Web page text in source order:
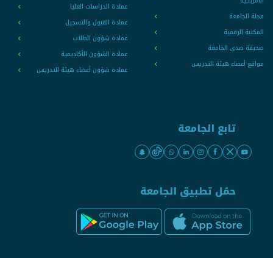
مجلة الجامعة
المكتبة الرقمية
صحيفة صدى الجامعة
مواقع أعضاء هيئة التدريس
عمادة الدراسات العليا
عمادة القبول والتسجيل
عمادة شؤون الطلاب
عمادة الشؤون الأكاديمية
عمادة شؤون أعضاء هيئة التدريس
تابع الجامعة
حمّل تطبيق الجامعة